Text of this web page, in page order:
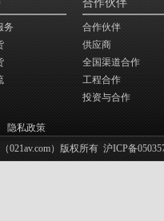
务
合作伙伴
合作伙伴
供应商
全国渠道合作
工程合作
投资与合作
隐私政策
021av.com）版权所有 沪ICP备